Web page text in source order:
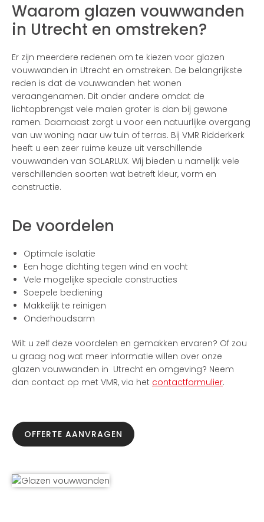
Waarom glazen vouwwanden
in Utrecht en omstreken?
Er zijn meerdere redenen om te kiezen voor glazen
vouwwanden in Utrecht en omstreken. De belangrijkste
reden is dat de vouwwanden het wonen
veraangenamen. Dit onder andere omdat de
lichtopbrengst vele malen groter is dan bij gewone
ramen. Daarnaast zorgt u voor een natuurlijke overgang
van uw woning naar uw tuin of terras. Bij VMR Ridderkerk
heeft u een zeer ruime keuze uit verschillende
vouwwanden van SOLARLUX. Wij bieden u namelijk vele
verschillenden soorten wat betreft kleur, vorm en
constructie.
De voordelen
Optimale isolatie
Een hoge dichting tegen wind en vocht
Vele mogelijke speciale constructies
Soepele bediening
Makkelijk te reinigen
Onderhoudsarm
Wilt u zelf deze voordelen en gemakken ervaren? Of zou
u graag nog wat meer informatie willen over onze
glazen vouwwanden in Utrecht en omgeving? Neem
dan contact op met VMR, via het contactformulier.
OFFERTE AANVRAGEN